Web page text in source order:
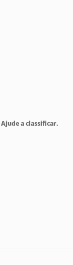
Ajude a classificar.